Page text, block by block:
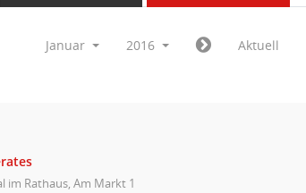
Januar 2016 Aktuell
im Rathaus, Am Markt 1